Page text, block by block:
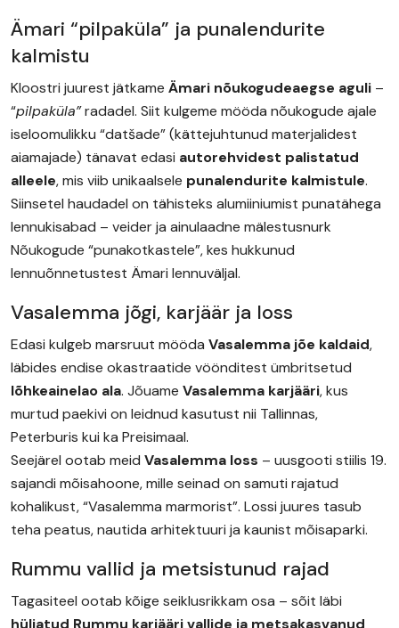
Ämari “pilpaküla” ja punalendurite
kalmistu
Kloostri juurest jätkame Ämari nõukogudeaegse aguli –
“pilpaküla”radadel. Siit kulgeme mööda nõukogude ajale
iseloomulikku “datšade” (kättejuhtunud materjalidest
aiamajade) tänavat edasi autorehvidest palistatud
alleele, mis viib unikaalsele punalendurite kalmistule.
Siinsetel haudadel on tähisteks alumiiniumist punatähega
lennukisabad – veider ja ainulaadne mälestusnurk
Nõukogude “punakotkastele”, kes hukkunud
lennuõnnetustest Ämari lennuväljal.
Vasalemma jõgi, karjäär ja loss
Edasi kulgeb marsruut mööda Vasalemma jõe kaldaid,
läbides endise okastraatide vöönditest ümbritsetud
lõhkeainelao ala. Jõuame Vasalemma karjääri, kus
murtud paekivi on leidnud kasutust nii Tallinnas,
Peterburis kui ka Preisimaal.
Seejärel ootab meid Vasalemma loss – uusgooti stiilis 19.
sajandi mõisahoone, mille seinad on samuti rajatud
kohalikust, “Vasalemma marmorist”. Lossi juures tasub
teha peatus, nautida arhitektuuri ja kaunist mõisaparki.
Rummu vallid ja metsistunud rajad
Tagasiteel ootab kõige seiklusrikkam osa – sõit läbi
hüljatud Rummu karjääri vallide ja metsakasvanud